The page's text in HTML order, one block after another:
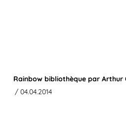
Rainbow bibliothèque par Arthur
/ 04.04.2014